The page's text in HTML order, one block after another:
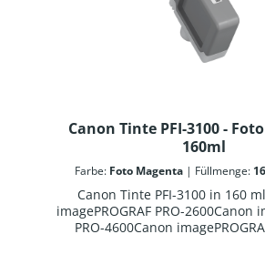
Canon Tinte PFI-3100 -
160ml
Farbe: Foto Magenta | Füllmenge:
Canon Tinte PFI-3100 in 160
imagePROGRAF PRO-2600Canon
PRO-4600Canon